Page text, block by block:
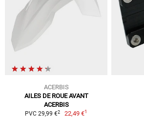
ACERBIS
AILES DE ROUE AVANT
ACERBIS
PVC 29,99 €2 22,49 €1